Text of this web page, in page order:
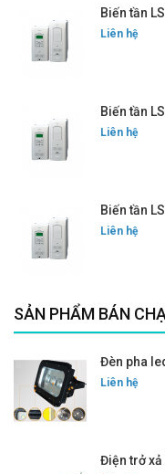
Biến tần
Liên hệ
Biến tần
Liên hệ
Biến tần
Liên hệ
SẢN PHẨM BÁN
Đèn pha
Liên hệ
Điện trở xả